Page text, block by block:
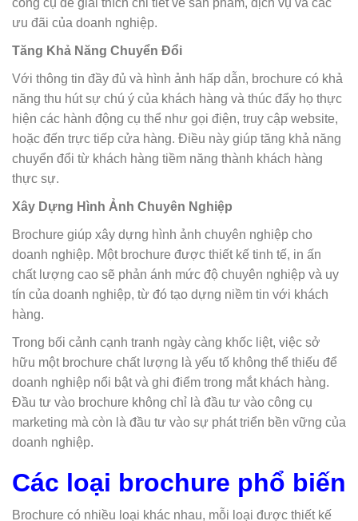
ưu đãi của doanh nghiệp.
Tăng Khả Năng Chuyển Đổi
Với thông tin đầy đủ và hình ảnh hấp dẫn, brochure có khả
năng thu hút sự chú ý của khách hàng và thúc đẩy họ thực
hiện các hành động cụ thể như gọi điện, truy cập website,
hoặc đến trực tiếp cửa hàng. Điều này giúp tăng khả năng
chuyển đổi từ khách hàng tiềm năng thành khách hàng
thực sự.
Xây Dựng Hình Ảnh Chuyên Nghiệp
Brochure giúp xây dựng hình ảnh chuyên nghiệp cho
doanh nghiệp. Một brochure được thiết kế tinh tế, in ấn
chất lượng cao sẽ phản ánh mức độ chuyên nghiệp và uy
tín của doanh nghiệp, từ đó tạo dựng niềm tin với khách
hàng.
Trong bối cảnh cạnh tranh ngày càng khốc liệt, việc sở
hữu một brochure chất lượng là yếu tố không thể thiếu để
doanh nghiệp nổi bật và ghi điểm trong mắt khách hàng.
Đầu tư vào brochure không chỉ là đầu tư vào công cụ
marketing mà còn là đầu tư vào sự phát triển bền vững của
doanh nghiệp.
Các loại brochure phổ biến
Brochure có nhiều loại khác nhau, mỗi loại được thiết kế